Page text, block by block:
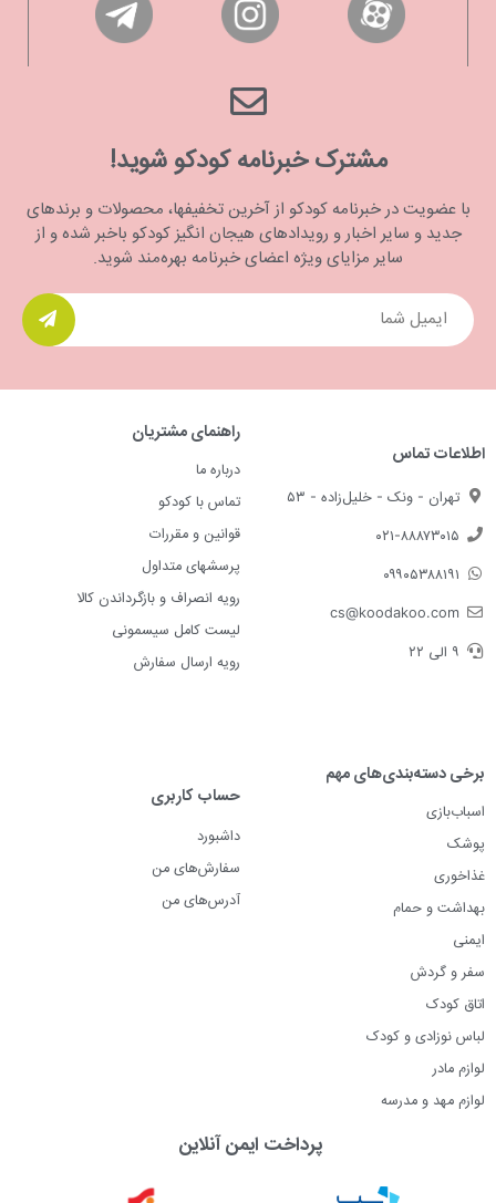
مشترک خبرنامه کودکو شوید!
با عضویت در خبرنامه کودکو از آخرین تخفیفها، محصولات و برندهای
جدید و سایر اخبار و رویدادهای هیجان انگیز کودکو باخبر شده و از
سایر مزایای ویژه اعضای خبرنامه بهره‌مند شوید.
اطلاعات تماس
تهران - ونک - خلیل‌زاده - ۵۳
۰۲۱-۸۸۸۷۳۰۱۵
۰۹۹۰۵۳۸۸۱۹۱
cs@koodakoo.com
۹ الی ۲۲
راهنمای مشتریان
درباره ما
تماس با کودکو
قوانین و مقررات
پرسشهای متداول
رویه انصراف و بازگرداندن کالا
لیست کامل سیسمونی
رویه ارسال سفارش
برخی دسته‌بندی‌های مهم
اسباب‌بازی
پوشک
غذاخوری
بهداشت و حمام
ایمنی
سفر و گردش
اتاق کودک
لباس نوزادی و کودک
لوازم مادر
لوازم مهد و مدرسه
حساب کاربری
داشبورد
سفارش‌های من
آدرس‌های من
پرداخت ایمن آنلاین